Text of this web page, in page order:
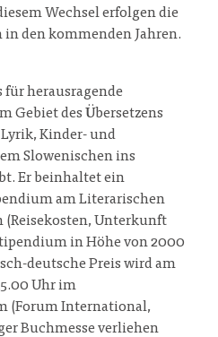
Wechsel erfolgen die
den kommenden Jahren.
für herausragende
Gebiet des Übersetzens
Lyrik, Kinder- und
Slowenischen ins
Er beinhaltet ein
am Literarischen
Unterkunft
in Höhe von 2000
deutsche Preis wird am
Uhr im
(Forum International,
Buchmesse verliehen